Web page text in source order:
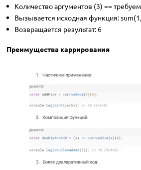
Количество аргументов (3) ==
Вызывается исходная функция:
Возвращается результат: 6
Преимущества каррирования